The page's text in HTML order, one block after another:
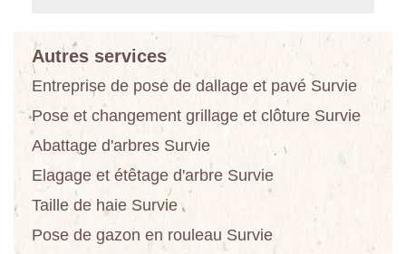
Autres services
Entreprise de pose de dallage et pavé Survie
Pose et changement grillage et clôture Survie
Abattage d'arbres Survie
Elagage et étêtage d'arbre Survie
Taille de haie Survie
Pose de gazon en rouleau Survie